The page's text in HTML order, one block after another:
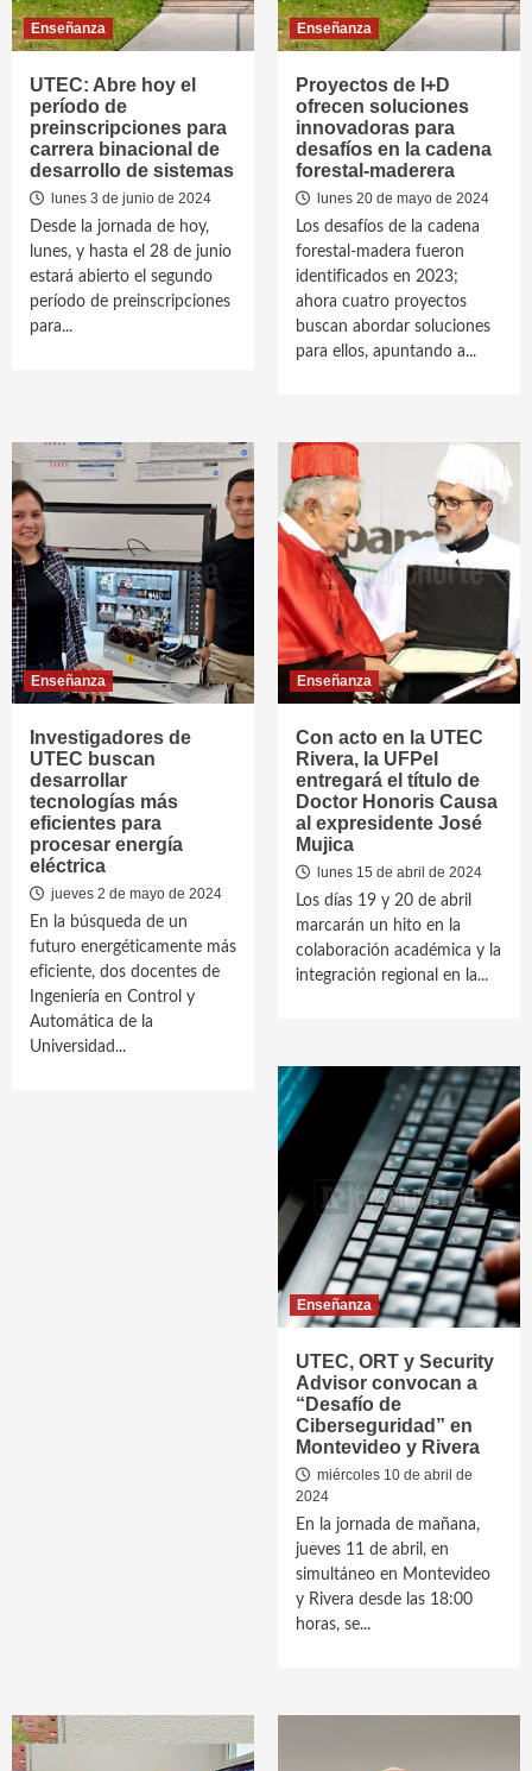
Enseñanza
UTEC: Abre hoy el
período de
preinscripciones para
carrera binacional de
desarrollo de sistemas
lunes 3 de junio de 2024
Desde la jornada de hoy,
lunes, y hasta el 28 de junio
estará abierto el segundo
período de preinscripciones
para...
Enseñanza
Proyectos de I+D
ofrecen soluciones
innovadoras para
desafíos en la cadena
forestal-maderera
lunes 20 de mayo de 2024
Los desafíos de la cadena
forestal-madera fueron
identificados en 2023;
ahora cuatro proyectos
buscan abordar soluciones
para ellos, apuntando a...
Enseñanza
Investigadores de
UTEC buscan
desarrollar
tecnologías más
eficientes para
procesar energía
eléctrica
jueves 2 de mayo de 2024
En la búsqueda de un
futuro energéticamente más
eficiente, dos docentes de
Ingeniería en Control y
Automática de la
Universidad...
Enseñanza
Con acto en la UTEC
Rivera, la UFPel
entregará el título de
Doctor Honoris Causa
al expresidente José
Mujica
lunes 15 de abril de 2024
Los días 19 y 20 de abril
marcarán un hito en la
colaboración académica y la
integración regional en la...
Enseñanza
UTEC, ORT y Security
Advisor convocan a
“Desafío de
Ciberseguridad” en
Montevideo y Rivera
miércoles 10 de abril de
2024
En la jornada de mañana,
jueves 11 de abril, en
simultáneo en Montevideo
y Rivera desde las 18:00
horas, se...